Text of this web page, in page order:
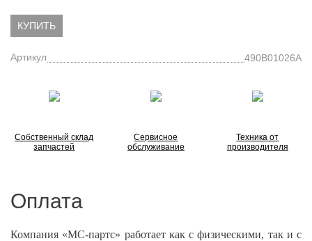
КУПИТЬ
Артикул 490B01026A
Собственный склад
запчастей
Сервисное
обслуживание
Техника от
производителя
Оплата
Компания «МС-партс» работает как с физическими, так и с